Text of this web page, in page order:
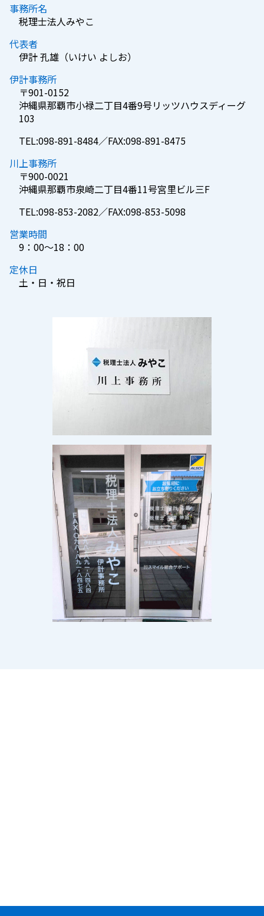
事務所名
税理士法人みやこ
代表者
伊計 孔雄（いけい よしお）
伊計事務所
〒901-0152
沖縄県那覇市小禄二丁目4番9号リッツハウスディーグ
103
TEL:098-891-8484／FAX:098-891-8475
川上事務所
〒900-0021
沖縄県那覇市泉崎二丁目4番11号宮里ビル三F
TEL:098-853-2082／FAX:098-853-5098
営業時間
9：00～18：00
定休日
土・日・祝日